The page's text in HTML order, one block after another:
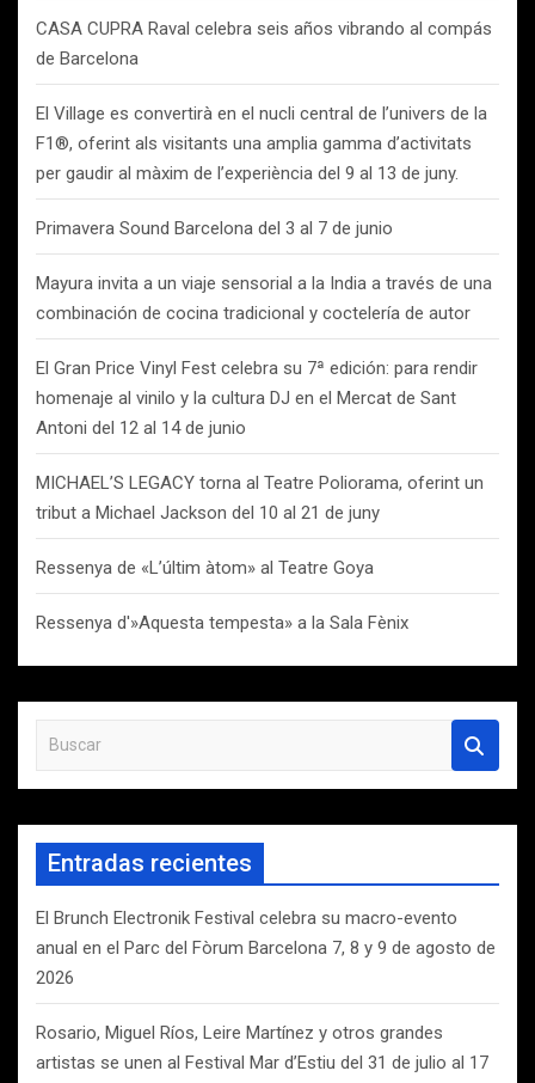
CASA CUPRA Raval celebra seis años vibrando al compás
de Barcelona
El Village es convertirà en el nucli central de l’univers de la
F1®, oferint als visitants una amplia gamma d’activitats
per gaudir al màxim de l’experiència del 9 al 13 de juny.
Primavera Sound Barcelona del 3 al 7 de junio
Mayura invita a un viaje sensorial a la India a través de una
combinación de cocina tradicional y coctelería de autor
El Gran Price Vinyl Fest celebra su 7ª edición: para rendir
homenaje al vinilo y la cultura DJ en el Mercat de Sant
Antoni del 12 al 14 de junio
MICHAEL’S LEGACY torna al Teatre Poliorama, oferint un
tribut a Michael Jackson del 10 al 21 de juny
Ressenya de «L’últim àtom» al Teatre Goya
Ressenya d'»Aquesta tempesta» a la Sala Fènix
s
c
r
Entradas recientes
El Brunch Electronik Festival celebra su macro-evento
anual en el Parc del Fòrum Barcelona 7, 8 y 9 de agosto de
2026
Rosario, Miguel Ríos, Leire Martínez y otros grandes
artistas se unen al Festival Mar d’Estiu del 31 de julio al 17